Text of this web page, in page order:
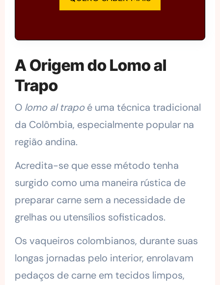
A Origem do Lomo al
Trapo
O lomo al trapoé uma técnica tradicional
da Colômbia, especialmente popular na
região andina.
Acredita-se que esse método tenha
surgido como uma maneira rústica de
preparar carne sem a necessidade de
grelhas ou utensílios sofisticados.
Os vaqueiros colombianos, durante suas
longas jornadas pelo interior, enrolavam
pedaços de carne em tecidos limpos,